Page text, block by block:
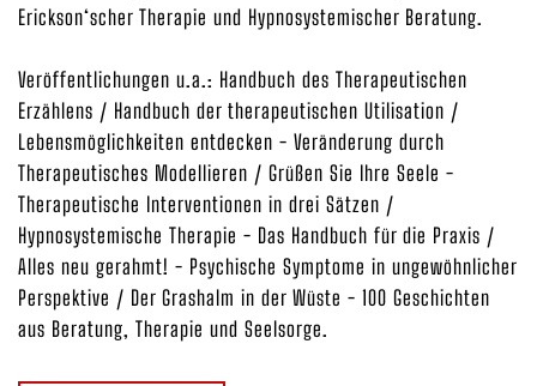
Erickson‘scher Therapie und Hypnosystemischer Beratung.
Veröffentlichungen u.a.: Handbuch des Therapeutischen
Erzählens / Handbuch der therapeutischen Utilisation /
Lebensmöglichkeiten entdecken - Veränderung durch
Therapeutisches Modellieren / Grüßen Sie Ihre Seele -
Therapeutische Interventionen in drei Sätzen /
Hypnosystemische Therapie - Das Handbuch für die Praxis /
Alles neu gerahmt! - Psychische Symptome in ungewöhnlicher
Perspektive / Der Grashalm in der Wüste - 100 Geschichten
aus Beratung, Therapie und Seelsorge.